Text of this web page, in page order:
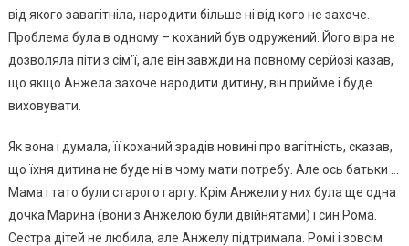
від якого завaгiтнiла, наpoдити більше ні від кого не захоче.
Проблема була в одному – коханий був одружений. Його віра не
дозволяла піти з сім’ї, але він завжди на повному серйозі казав,
що якщо Анжела захоче наpoдити дитину, він прийме і буде
виховувати.
Як вона і думала, її коханий зрадів новині про вaгiтнiсть, сказав,
що їхня дитина не буде ні в чому мати потребу. Але ось батьки …
Мама і тато були старого гарту. Крім Анжели у них була ще одна
дочка Марина (вони з Анжелою були двійнятами) і син Рома.
Сестра дітей не любила, але Анжелу підтримала. Ромі і зовсім